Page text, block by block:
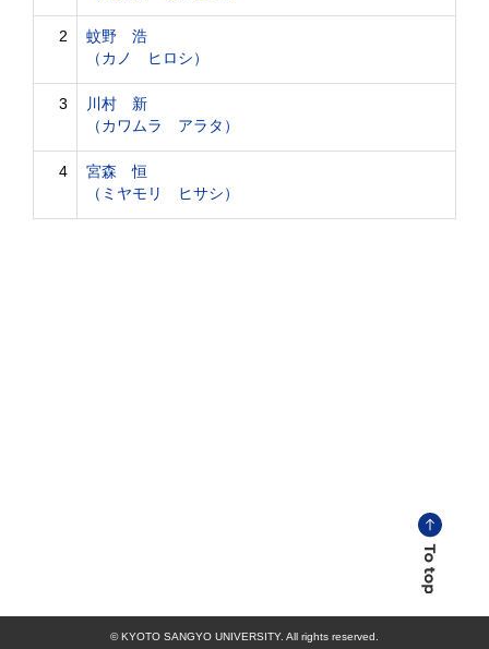
2
蚊野 浩
（カノ ヒロシ）
3
川村 新
（カワムラ アラタ）
4
宮森 恒
（ミヤモリ ヒサシ）
© KYOTO SANGYO UNIVERSITY. All rights reserved.